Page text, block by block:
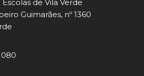
de Vila Verde
Guimarães, nº 1360
080